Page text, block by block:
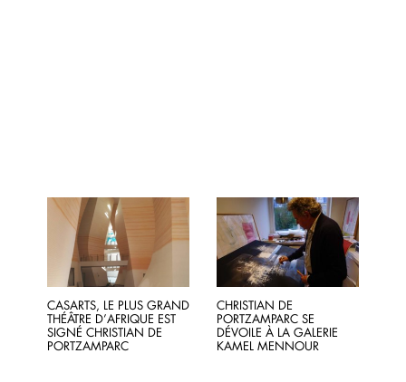
CASARTS, LE PLUS GRAND
THÉÂTRE D’AFRIQUE EST
SIGNÉ CHRISTIAN DE
PORTZAMPARC
CHRISTIAN DE
PORTZAMPARC SE
DÉVOILE À LA GALERIE
KAMEL MENNOUR